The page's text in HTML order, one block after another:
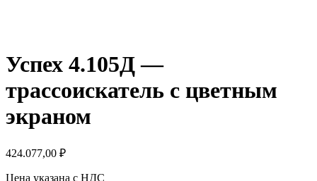
Успех 4.105Д —
трассоискатель с цветным
экраном
424.077,00 ₽
Цена указана с НДС